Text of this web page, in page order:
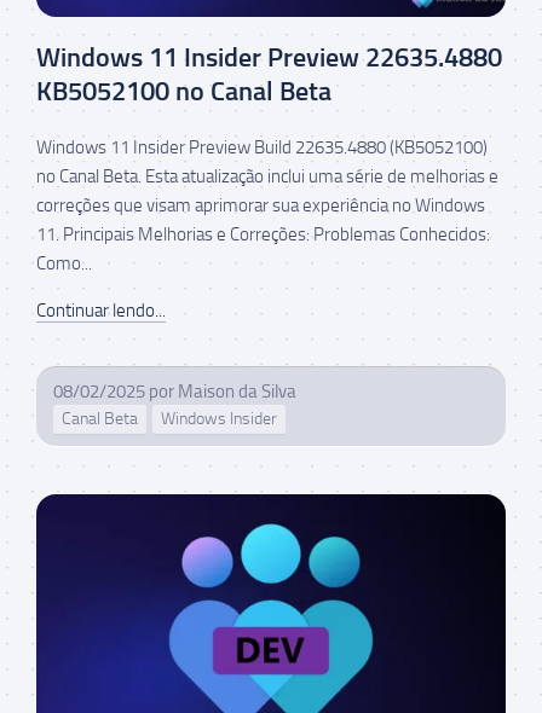
Windows 11 Insider Preview 22635.4880
KB5052100 no Canal Beta
Windows 11 Insider Preview Build 22635.4880 (KB5052100)
no Canal Beta. Esta atualização inclui uma série de melhorias e
correções que visam aprimorar sua experiência no Windows
11. Principais Melhorias e Correções: Problemas Conhecidos:
Como...
Continuar lendo...
08/02/2025 por Maison da Silva
Canal Beta Windows Insider